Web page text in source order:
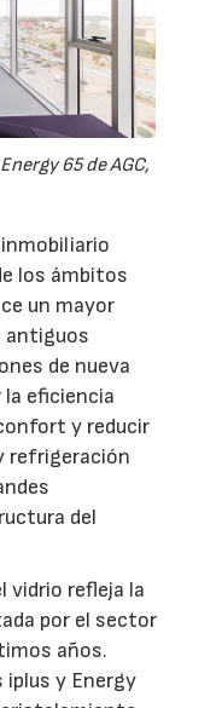
65 de AGC,
los ámbitos
un mayor
antiguos
de nueva
eficiencia
y reducir
refrigeración
del
vidrio refleja la
por el sector
años.
iplus y Energy